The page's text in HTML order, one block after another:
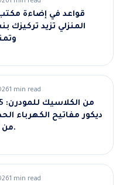
1 min read
ديكور مفاتيح الكهرباء
من 500 جنيه.
1 min read